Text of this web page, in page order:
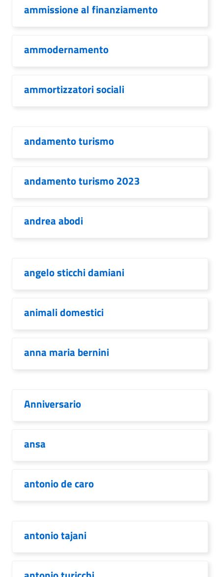
ammissione al finanziamento
ammodernamento
ammortizzatori sociali
andamento turismo
andamento turismo 2023
andrea abodi
angelo sticchi damiani
animali domestici
anna maria bernini
Anniversario
ansa
antonio de caro
antonio tajani